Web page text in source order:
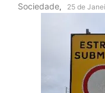
Sociedade, 25 de